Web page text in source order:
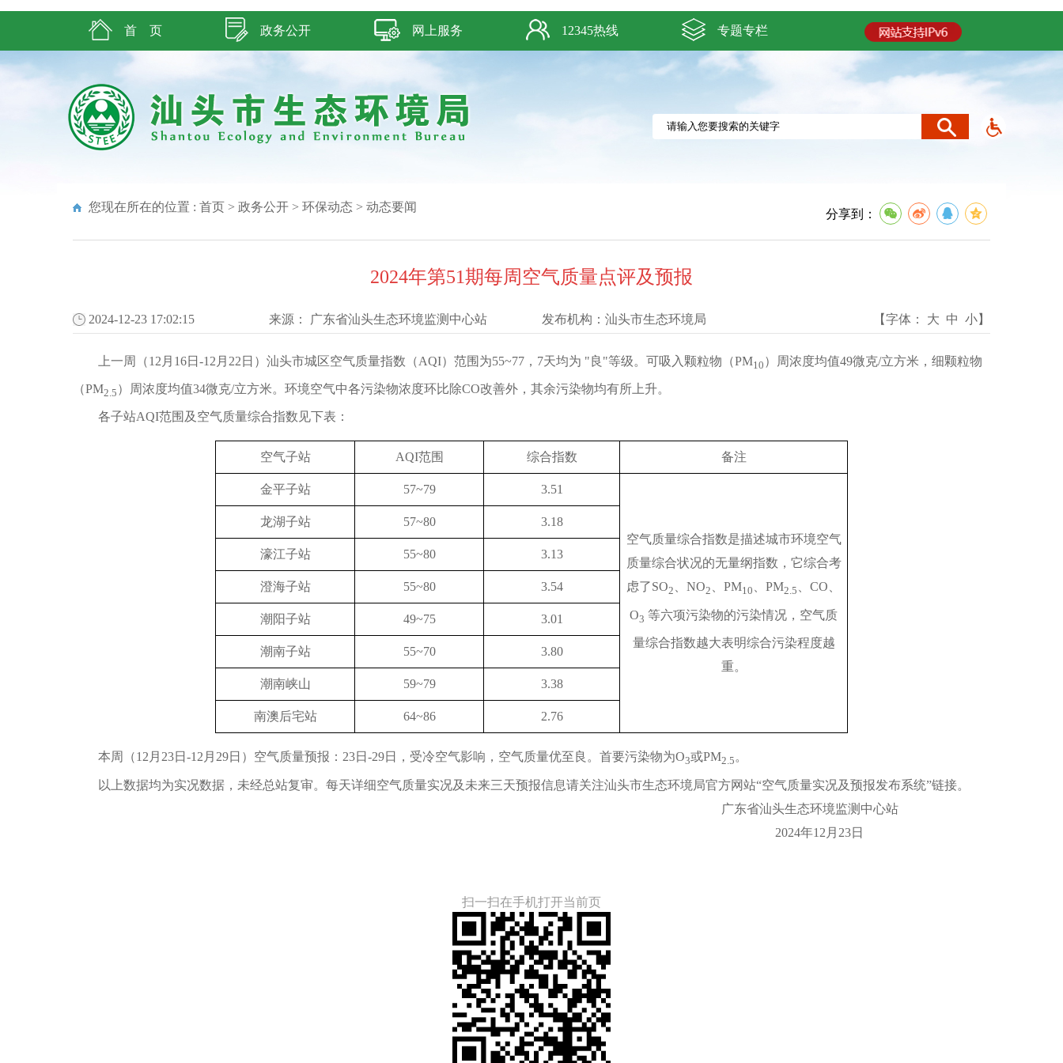
首 页 政务公开 网上服务 12345热线 专题专栏
您现在所在的位置 : 首页 > 政务公开 > 环保动态 > 动态要闻
分享到：
2024年第51期每周空气质量点评及预报
2024-12-23 17:02:15 来源： 广东省汕头生态环境监测中心站 发布机构： 汕头市生态环境局 【字体： 大 中 小】
上一周（12月16日-12月22日）汕头市城区空气质量指数（AQI）范围为55~77，7天均为 "良"等级。可吸入颗粒物（PM10 ）周浓度均值49微克/立方米，细颗粒物
（PM2.5 ）周浓度均值34微克/立方米。环境空气中各污染物浓度环比除CO改善外，其余污染物均有所上升。
各子站AQI范围及空气质量综合指数见下表：
空气子站 AQI范围 综合指数 备注
金平子站 57~79 3.51
空气质量综合指数是描述城市环境空气
质量综合状况的无量纲指数，它综合考
虑了SO2 、NO2 、PM10 、PM2.5 、CO、
O3 等六项污染物的污染情况，空气质
量综合指数越大表明综合污染程度越
重。
龙湖子站 57~80 3.18
濠江子站 55~80 3.13
澄海子站 55~80 3.54
潮阳子站 49~75 3.01
潮南子站 55~70 3.80
潮南峡山 59~79 3.38
南澳后宅站 64~86 2.76
本周（12月23日-12月29日）空气质量预报：23日-29日，受冷空气影响，空气质量优至良。首要污染物为O3或PM2.5 。
以上数据均为实况数据，未经总站复审。每天详细空气质量实况及未来三天预报信息请关注汕头市生态环境局官方网站“空气质量实况及预报发布系统”链接。
广东省汕头生态环境监测中心站
2024年12月23日
扫一扫在手机打开当前页